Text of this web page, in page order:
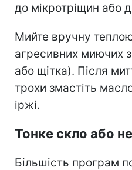
до мікротріщин або
Мийте вручну
агресивних миючих
або щітка). Після
трохи змастіть
іржі.
Тонке скло або
Більшість програм